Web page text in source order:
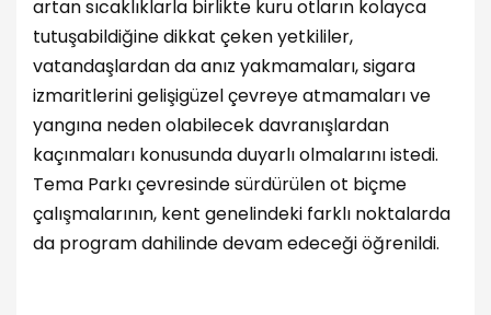
artan sıcaklıklarla birlikte kuru otların kolayca
tutuşabildiğine dikkat çeken yetkililer,
vatandaşlardan da anız yakmamaları, sigara
izmaritlerini gelişigüzel çevreye atmamaları ve
yangına neden olabilecek davranışlardan
kaçınmaları konusunda duyarlı olmalarını istedi.
Tema Parkı çevresinde sürdürülen ot biçme
çalışmalarının, kent genelindeki farklı noktalarda
da program dahilinde devam edeceği öğrenildi.